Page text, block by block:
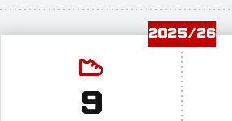
2025/26
9